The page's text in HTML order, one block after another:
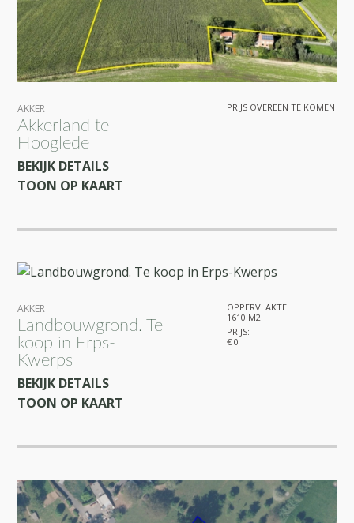
AKKER
Akkerland te
Hooglede
BEKIJK DETAILS
TOON OP KAART
PRIJS OVEREEN TE KOMEN
AKKER
Landbouwgrond. Te
koop in Erps-
Kwerps
BEKIJK DETAILS
TOON OP KAART
OPPERVLAKTE:
1610 M2
PRIJS:
€ 0